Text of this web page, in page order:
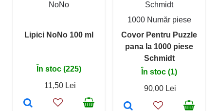
NoNo
Lipici NoNo 100 ml
În stoc (225)
11,50 Lei
Schmidt
1000 Număr piese
Covor Pentru Puzzle
pana la 1000 piese
Schmidt
În stoc (1)
90,00 Lei